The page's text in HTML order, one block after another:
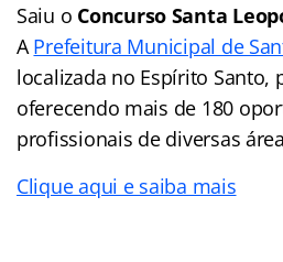
Saiu o Concurso Santa
APrefeitura Municipal de
localizada no Espírito Santo,
oferecendo mais de 180
profissionais de diversas
Clique aqui e saiba mais